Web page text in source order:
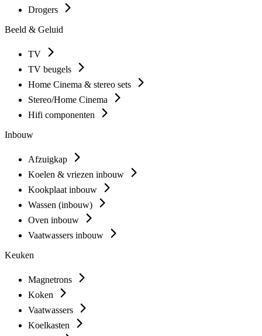
Drogers
Beeld & Geluid
TV
TV beugels
Home Cinema & stereo sets
Stereo/Home Cinema
Hifi componenten
Inbouw
Afzuigkap
Koelen & vriezen inbouw
Kookplaat inbouw
Wassen (inbouw)
Oven inbouw
Vaatwassers inbouw
Keuken
Magnetrons
Koken
Vaatwassers
Koelkasten